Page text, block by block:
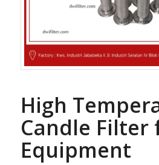
High
Candle Filter
Equipment